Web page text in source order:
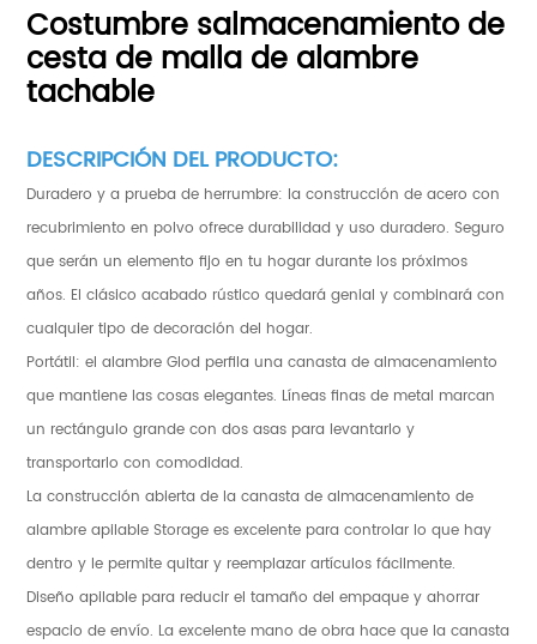
Costumbre salmacenamiento de
cesta de malla de alambre
tachable
DESCRIPCIÓN DEL PRODUCTO:
Duradero y a prueba de herrumbre: la construcción de acero con
recubrimiento en polvo ofrece durabilidad y uso duradero. Seguro
que serán un elemento fijo en tu hogar durante los próximos
años. El clásico acabado rústico quedará genial y combinará con
cualquier tipo de decoración del hogar.
Portátil: el alambre Glod perfila una canasta de almacenamiento
que mantiene las cosas elegantes. Líneas finas de metal marcan
un rectángulo grande con dos asas para levantarlo y
transportarlo con comodidad.
La construcción abierta de la canasta de almacenamiento de
alambre apilable Storage es excelente para controlar lo que hay
dentro y le permite quitar y reemplazar artículos fácilmente.
Diseño apilable para reducir el tamaño del empaque y ahorrar
espacio de envío. La excelente mano de obra hace que la canasta